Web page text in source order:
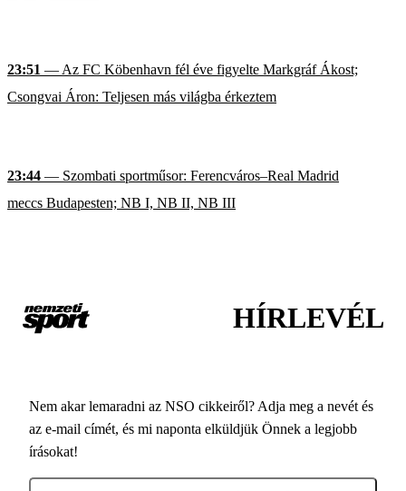
23:51 — Az FC Köbenhavn fél éve figyelte Markgráf Ákost;
Csongvai Áron: Teljesen más világba érkeztem
23:44 — Szombati sportműsor: Ferencváros–Real Madrid
meccs Budapesten; NB I, NB II, NB III
HÍRLEVÉL
Nem akar lemaradni az NSO cikkeiről? Adja meg a nevét és
az e-mail címét, és mi naponta elküldjük Önnek a legjobb
írásokat!